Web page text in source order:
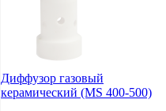
Диффузор газовый
керамический (MS 400-500)